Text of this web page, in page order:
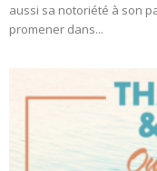
aussi sa notoriété à son
promener dans...